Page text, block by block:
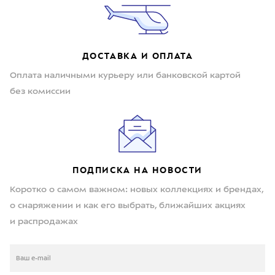
ДОСТАВКА И ОПЛАТА
Оплата наличными курьеру или банковской картой
без комиссии
ПОДПИСКА НА НОВОСТИ
Коротко о самом важном: новых коллекциях и брендах,
о снаряжении и как его выбрать, ближайших акциях
и распродажах